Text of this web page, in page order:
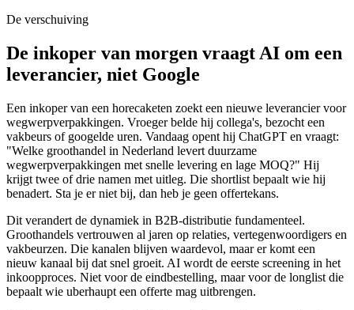
De verschuiving
De inkoper van morgen vraagt AI om een
leverancier, niet Google
Een inkoper van een horecaketen zoekt een nieuwe leverancier voor
wegwerpverpakkingen. Vroeger belde hij collega's, bezocht een
vakbeurs of googelde uren. Vandaag opent hij ChatGPT en vraagt:
"Welke groothandel in Nederland levert duurzame
wegwerpverpakkingen met snelle levering en lage MOQ?" Hij
krijgt twee of drie namen met uitleg. Die shortlist bepaalt wie hij
benadert. Sta je er niet bij, dan heb je geen offertekans.
Dit verandert de dynamiek in B2B-distributie fundamenteel.
Groothandels vertrouwen al jaren op relaties, vertegenwoordigers en
vakbeurzen. Die kanalen blijven waardevol, maar er komt een
nieuw kanaal bij dat snel groeit. AI wordt de eerste screening in het
inkoopproces. Niet voor de eindbestelling, maar voor de longlist die
bepaalt wie uberhaupt een offerte mag uitbrengen.